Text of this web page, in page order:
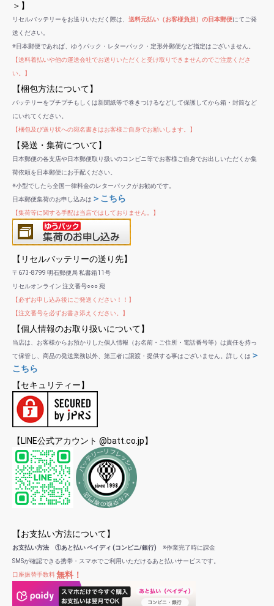
＞】
リセルバッテリーをお送りいただく際は、 送料元払い（お客様負担）の日本郵便にてご発
送ください。
※日本郵便であれば、ゆうパック・レターパック・定形外郵便など指定はございません。
【送料着払いや他の運送会社でお送りいただくと受け取りできませんのでご注意くださ
い。】
【梱包方法について】
バッテリーをプチプチもしくは新聞紙等で巻きつけるなどして保護してから箱・封筒など
にいれてください。
【梱包及び送り状への宛名書きはお客様ご自身でお願いします。】
【発送・集荷について】
日本郵便の各支店や日本郵便取り扱いのコンビニ等でお客様ご自身でお出しいただくか集
荷依頼を日本郵便にお手配ください。
※小型でしたら全国一律料金のレターパックがお勧めです。
日本郵便集荷のお申し込みは ＞こちら
【集荷等に関する手配は当店ではしておりません。】
【リセルバッテリーの送り先】
〒673-8799 明石郵便局 私書箱11号
リセルオンライン 注文番号○○○ 宛
【必ずお申し込み後にご発送ください！！】
【注文番号を必ずお書き添えください。】
【個人情報のお取り扱いについて】
当店は、お客様からお預かりした個人情報（お名前・ご住所・電話番号等）は責任を持っ
て保管し、商品の発送業務以外、第三者に譲渡・提供する事はございません。詳しくは ＞
こちら
【セキュリティー】
【LINE公式アカウント @batt.co.jp】
【お支払い方法について】
お支払い方法 ①あと払い ペイディ (コンビニ/銀行) ※作業完了時に課金
SMSが確認できる携帯・スマホでご利用いただけるあと払いサービスです。
口座振替手数料無料！